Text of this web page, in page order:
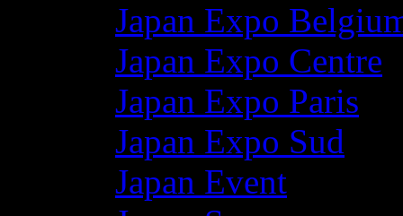
Japan Expo
Japan Expo Centre
Japan Expo Paris
Japan Expo Sud
Japan Event